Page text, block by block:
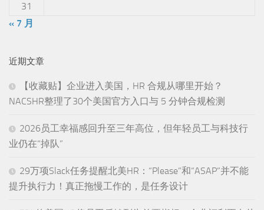
31
« 7 月
近期文章
【收藏贴】企业进入美国，HR 合规从哪里开始？
NACSHR整理了30个美国官方入口与 5 分钟合规检测
2026员工幸福感回升至三年高位，但年轻员工与科技行
业仍在“掉队”
29万项Slack任务提醒北美HR：“Please”和“ASAP”并不能
提升执行力！真正拖慢工作的，是任务设计